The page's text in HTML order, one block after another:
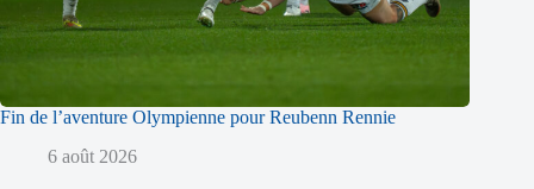
Fin de l’aventure Olympienne pour Reubenn Rennie
6 août 2026